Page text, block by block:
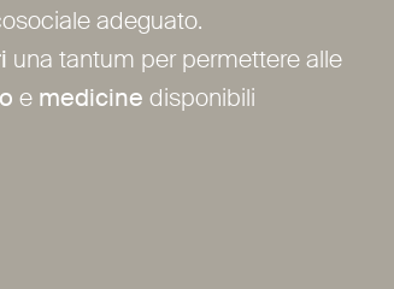
adeguato.
una tantum per permettere alle
e medicine disponibili